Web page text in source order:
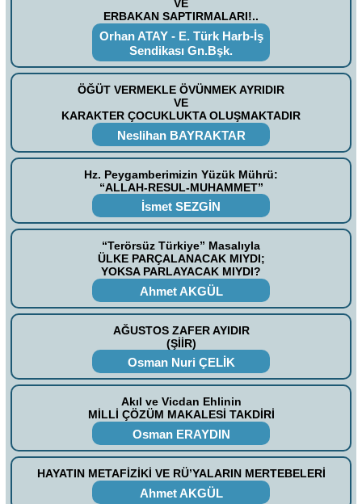
VE
ERBAKAN SAPTIRMALARI!..
Orhan ATAY - E. Türk Harb-İş
Sendikası Gn.Bşk.
ÖĞÜT VERMEKLE ÖVÜNMEK AYRIDIR
VE
KARAKTER ÇOCUKLUKTA OLUŞMAKTADIR
Neslihan BAYRAKTAR
Hz. Peygamberimizin Yüzük Mührü:
“ALLAH-RESUL-MUHAMMET”
İsmet SEZGİN
“Terörsüz Türkiye” Masalıyla
ÜLKE PARÇALANACAK MIYDI;
YOKSA PARLAYACAK MIYDI?
Ahmet AKGÜL
AĞUSTOS ZAFER AYIDIR
(ŞİİR)
Osman Nuri ÇELİK
Akıl ve Vicdan Ehlinin
MİLLİ ÇÖZÜM MAKALESİ TAKDİRİ
Osman ERAYDIN
HAYATIN METAFİZİKİ VE RÜ’YALARIN MERTEBELERİ
Ahmet AKGÜL